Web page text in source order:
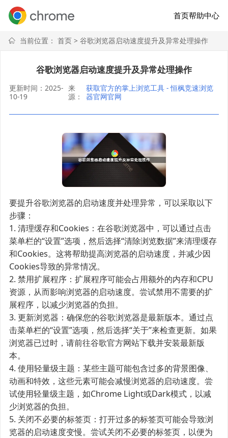
首页帮助中心
当前位置： 首页> 谷歌浏览器启动速度提升及异常处理操作
谷歌浏览器启动速度提升及异常处理操作
更新时间：2025-
10-19
来
源：
获取官方的掌上浏览工具 - 恒枫竞速浏览
器官网官网
要提升谷歌浏览器的启动速度并处理异常，可以采取以下
步骤：
1. 清理缓存和Cookies：在谷歌浏览器中，可以通过点击
菜单栏的“设置”选项，然后选择“清除浏览数据”来清理缓存
和Cookies。这将帮助提高浏览器的启动速度，并减少因
Cookies导致的异常情况。
2. 禁用扩展程序：扩展程序可能会占用额外的内存和CPU
资源，从而影响浏览器的启动速度。尝试禁用不需要的扩
展程序，以减少浏览器的负担。
3. 更新浏览器：确保您的谷歌浏览器是最新版本。通过点
击菜单栏的“设置”选项，然后选择“关于”来检查更新。如果
浏览器已过时，请前往谷歌官方网站下载并安装最新版
本。
4. 使用轻量级主题：某些主题可能包含过多的背景图像、
动画和特效，这些元素可能会减慢浏览器的启动速度。尝
试使用轻量级主题，如Chrome Light或Dark模式，以减
少浏览器的负担。
5. 关闭不必要的标签页：打开过多的标签页可能会导致浏
览器的启动速度变慢。尝试关闭不必要的标签页，以便为